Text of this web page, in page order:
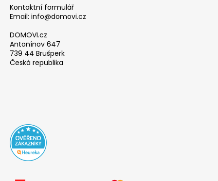
Kontaktní formulář
Email: info@domovi.cz
DOMOVI.cz
Antonínov 647
739 44 Brušperk
Česká republika